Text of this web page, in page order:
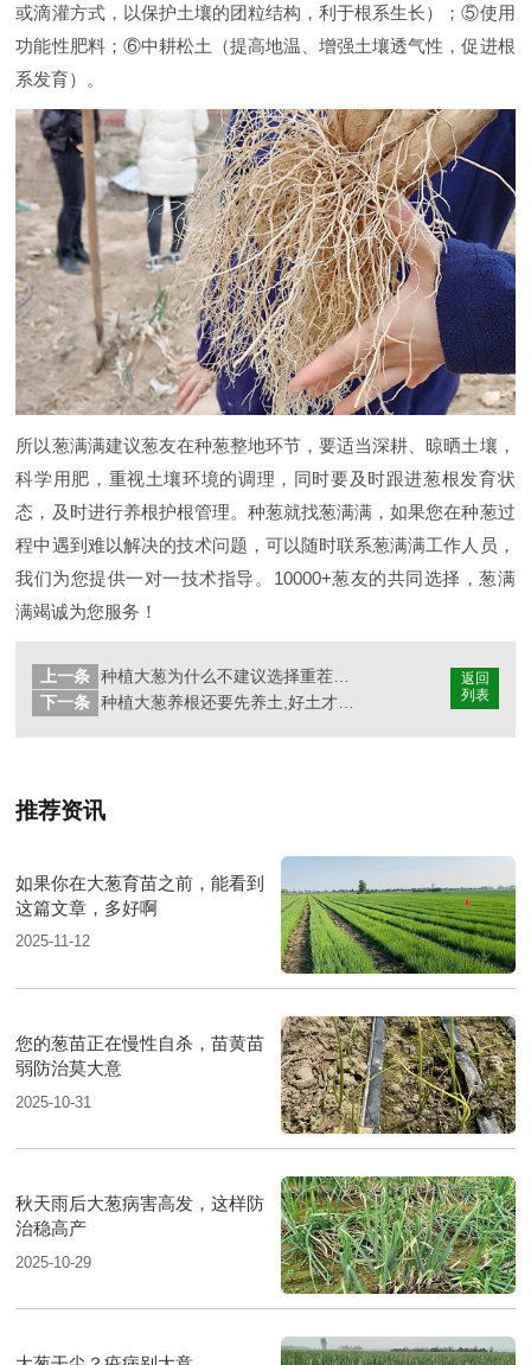
或滴灌方式，以保护土壤的团粒结构，利于根系生长）；⑤使用
功能性肥料；⑥中耕松土（提高地温、增强土壤透气性，促进根
系发育）。
所以葱满满建议葱友在种葱整地环节，要适当深耕、晾晒土壤，
科学用肥，重视土壤环境的调理，同时要及时跟进葱根发育状
态，及时进行养根护根管理。种葱就找葱满满，如果您在种葱过
程中遇到难以解决的技术问题，可以随时联系葱满满工作人员，
我们为您提供一对一技术指导。10000+葱友的共同选择，葱满
满竭诚为您服务！
返回
列表
上一条
下一条
种植大葱养根还要先养土,好土才能扎好根
推荐资讯
如果你在大葱育苗之前，能看到
这篇文章，多好啊
2025-11-12
您的葱苗正在慢性自杀，苗黄苗
弱防治莫大意
2025-10-31
秋天雨后大葱病害高发，这样防
治稳高产
2025-10-29